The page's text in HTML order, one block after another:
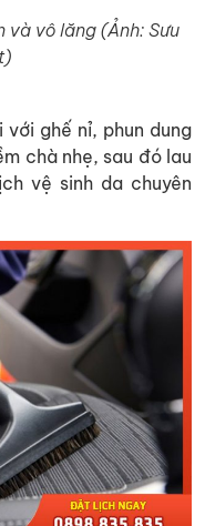
và vô lăng (Ảnh: Sưu
với ghế nỉ, phun dung
chà nhẹ, sau đó lau
vệ sinh da chuyên